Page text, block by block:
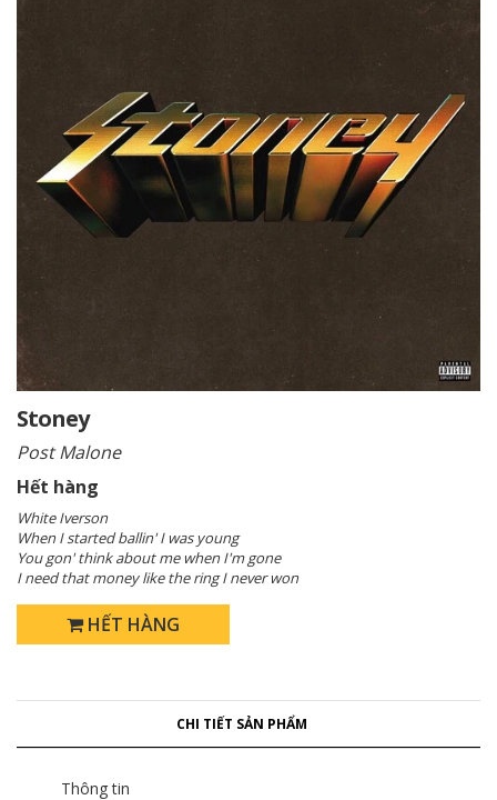
Stoney
Post Malone
Hết hàng
White Iverson
When I started ballin' I was young
You gon' think about me when I'm gone
I need that money like the ring I never won
HẾT HÀNG
CHI TIẾT SẢN PHẨM
Thông tin